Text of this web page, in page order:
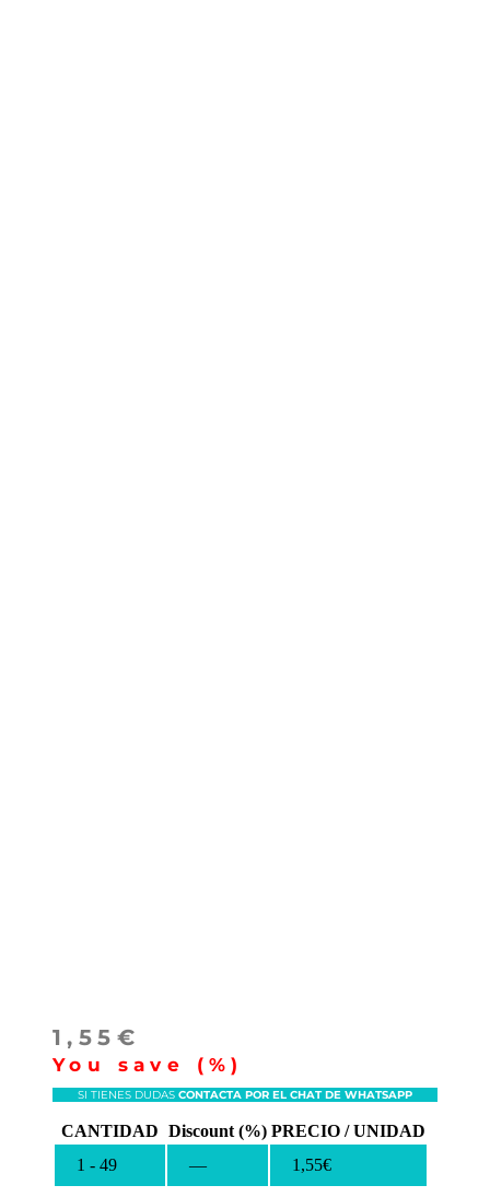
1,55 €
You save (%)
SI TIENES DUDAS CONTACTA POR EL CHAT DE WHATSAPP
CANTIDAD Discount (%) PRECIO / UNIDAD
1 - 49
— 1,55€